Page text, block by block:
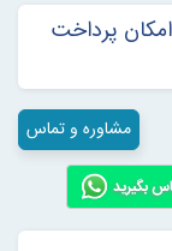
پرداخت
مشاوره و تماس
بگیرید